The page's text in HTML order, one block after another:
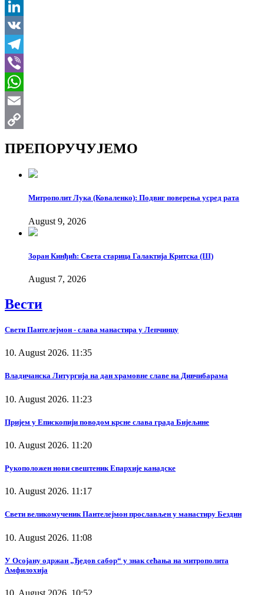
X
LinkedIn
VK
Telegram
Viber
WhatsApp
Email
ПРЕПОРУЧУЈЕМО
Митрополит Лука (Коваленко): Подвиг поверења усред рата
August 9, 2026
Зоран Кинђић: Света старица Галактија Критска (III)
August 7, 2026
Вести
Свети Пантелејмон - слава манастира у Лепчинцу
10. August 2026. 11:35
Владичанска Литургија на дан храмовне славе на Дивчибарама
10. August 2026. 11:23
Пријем у Епископији поводом крсне слава града Бијељине
10. August 2026. 11:20
Рукоположен нови свештеник Епархије канадске
10. August 2026. 11:17
Свети великомученик Пантелејмон прослављен у манастиру Бездин
10. August 2026. 11:08
У Осојану одржан „Ђедов сабор“ у знак сећања на митрополита
Амфилохија
10. August 2026. 10:52